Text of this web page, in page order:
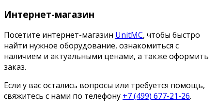
Интернет-магазин
Посетите интернет-магазин UnitMC, чтобы быстро
найти нужное оборудование, ознакомиться с
наличием и актуальными ценами, а также оформить
заказ.
Если у вас остались вопросы или требуется помощь,
свяжитесь с нами по телефону +7 (499) 677-21-26.